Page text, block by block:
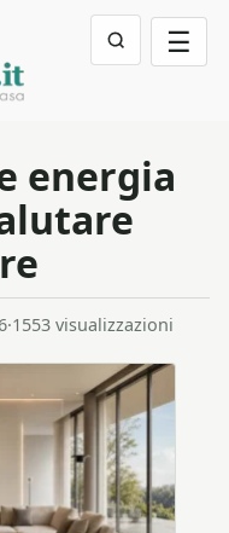
☰
energia
·1553 visualizzazioni